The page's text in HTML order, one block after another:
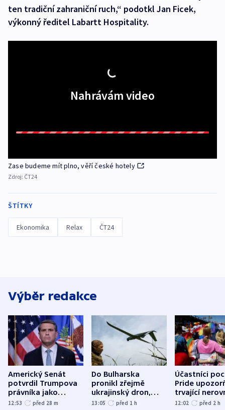
ten tradiční zahraniční ruch,“ podotkl Jan Ficek,
výkonný ředitel Labartt Hospitality.
Nahrávám video
Zase budeme mít plno, věří české hotely
Zdroj: ČT24
ŠTÍTKY
Ekonomika Relax ČT24
Výběr redakce
Americký Senát
potvrdil Trumpova
právníka jako
ministra
12:53 před 28 m
Do Bulharska
pronikl zřejmě
ukrajinský dron,
explodoval kilometr
13:05 před 1 h
Účastníci
Pride
trvající
12:02 před 2 h